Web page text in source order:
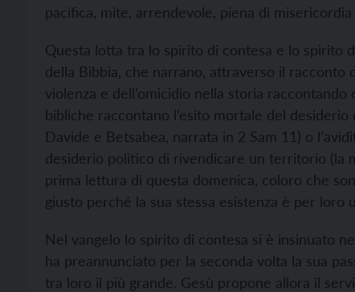
pacifica, mite, arrendevole, piena di
Questa lotta tra lo spirito di contesa e lo spirito
della Bibbia, che narrano, attraverso il racconto
violenza e dell’omicidio nella storia
bibliche raccontano l’esito mortale del
Davide e Betsabea, narrata in 2 Sam 11) o
desiderio politico di rivendicare un territorio (la
prima lettura di questa domenica, coloro che
giusto perché la sua stessa esistenza è per loro
Nel vangelo lo spirito di contesa si è insinuato
ha preannunciato per la seconda volta la sua
tra loro il più grande. Gesù propone allora il